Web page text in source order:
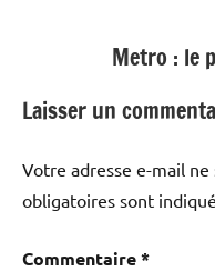
Metro : le
Laisser un
Votre adresse e-mail ne
obligatoires sont
Commentaire*